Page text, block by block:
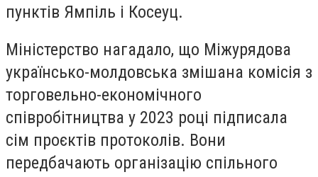
пунктів Ямпіль і Косеуц.
Міністерство нагадало, що Міжурядова
українсько-молдовська змішана комісія з
торговельно-економічного
співробітництва у 2023 році підписала
сім проєктів протоколів. Вони
передбачають організацію спільного